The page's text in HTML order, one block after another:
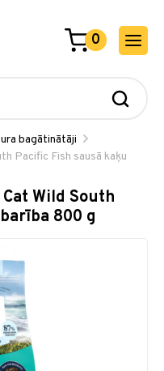
0
bagātinātāji
Pacific Fish sausā kaķu
Wild South
800 g